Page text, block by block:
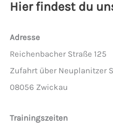
Hier findest du
Adresse
Reichenbacher Straße 125
Zufahrt über Neuplanitzer
08056 Zwickau
Trainingszeiten